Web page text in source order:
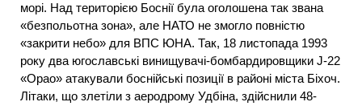
морі. Над територією Боснії була оголошена так звана
«безпольотна зона», але НАТО не змогло повністю
«закрити небо» для ВПС ЮНА. Так, 18 листопада 1993
року два югославські винищувачі-бомбардировщики J-22
«Орао» атакували боснійські позиції в районі міста Біхоч.
Літаки, що злетіли з аеродрому Удбіна, здійснили 48-